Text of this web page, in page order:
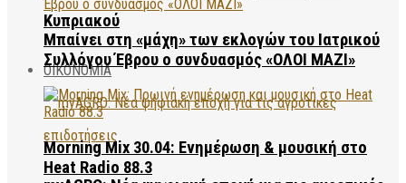
Κυπριακού
ΟΙΚΟΝΟΜΙΑ
Μπαίνει στη «μάχη» των εκλογών του Ιατρικού
Συλλόγου Έβρου ο συνδυασμός «ΟΛΟΙ ΜΑΖΙ»
Morning Mix 30.04: Ενημέρωση & μουσική στο
Heat Radio 88.3